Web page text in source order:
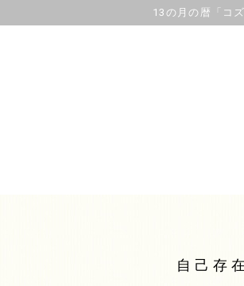
13の月の暦「コ
自己存